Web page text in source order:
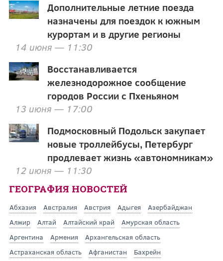
Дополнительные летние поезда
назначены для поездок к южным
курортам и в другие регионы
14 июня — 11:30
Восстанавливается
железнодорожное сообщение
городов России с Пхеньяном
13 июня — 17:00
Подмосковный Подольск закупает
новые троллейбусы, Петербург
продлевает жизнь «автономникам»
12 июня — 11:30
ГЕОГРАФИЯ НОВОСТЕЙ
Абхазия Австралия Австрия Адыгея
Азербайджан
Алжир
Алтай Алтайский край
Амурская область
Аргентина
Армения
Архангельская область
Астраханская область
Афганистан
Бахрейн